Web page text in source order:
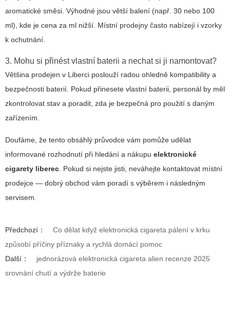
aromatické směsi. Výhodné jsou větší balení (např. 30 nebo 100
ml), kde je cena za ml nižší. Místní prodejny často nabízejí i vzorky
k ochutnání.
3. Mohu si přinést vlastní baterii a nechat si ji namontovat?
Většina prodejen v Liberci poslouží radou ohledně kompatibility a
bezpečnosti baterií. Pokud přinesete vlastní baterii, personál by měl
zkontrolovat stav a poradit, zda je bezpečná pro použití s daným
zařízením.
Doufáme, že tento obsáhlý průvodce vám pomůže udělat
informované rozhodnutí při hledání a nákupu elektronické
cigarety liberec . Pokud si nejste jisti, neváhejte kontaktovat místní
prodejce — dobrý obchod vám poradí s výběrem i následným
servisem.
Předchozí：
Co dělat když elektronická cigareta pálení v krku
způsobí příčiny příznaky a rychlá domácí pomoc
Další：
jednorázová elektronická cigareta alien recenze 2025
srovnání chutí a výdrže baterie